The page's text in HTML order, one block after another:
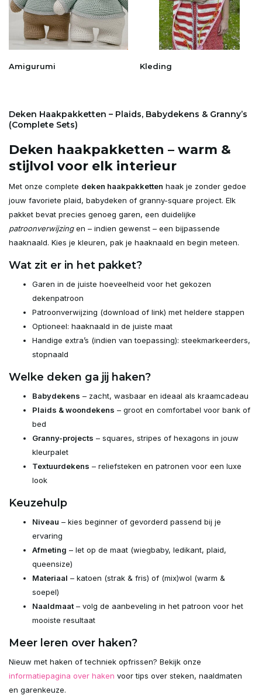
Amigurumi Kleding
Deken Haakpakketten – Plaids, Babydekens & Granny’s
(Complete Sets)
Deken haakpakketten – warm &
stijlvol voor elk interieur
Met onze complete deken haakpakketten haak je zonder gedoe
jouw favoriete plaid, babydeken of granny-square project. Elk
pakket bevat precies genoeg garen, een duidelijke
patroonverwijzingen – indien gewenst – een bijpassende
haaknaald. Kies je kleuren, pak je haaknaald en begin meteen.
Wat zit er in het pakket?
Garen in de juiste hoeveelheid voor het gekozen
dekenpatroon
Patroonverwijzing (download of link) met heldere stappen
Optioneel: haaknaald in de juiste maat
Handige extra’s (indien van toepassing): steekmarkeerders,
stopnaald
Welke deken ga jij haken?
Babydekens – zacht, wasbaar en ideaal als kraamcadeau
Plaids & woondekens – groot en comfortabel voor bank of
bed
Granny-projects – squares, stripes of hexagons in jouw
kleurpalet
Textuurdekens – reliefsteken en patronen voor een luxe
look
Keuzehulp
Niveau – kies beginner of gevorderd passend bij je
ervaring
Afmeting – let op de maat (wiegbaby, ledikant, plaid,
queensize)
Materiaal – katoen (strak & fris) of (mix)wol (warm &
soepel)
Naaldmaat – volg de aanbeveling in het patroon voor het
mooiste resultaat
Meer leren over haken?
Nieuw met haken of techniek opfrissen? Bekijk onze
informatiepagina over haken voor tips over steken, naaldmaten
en garenkeuze.